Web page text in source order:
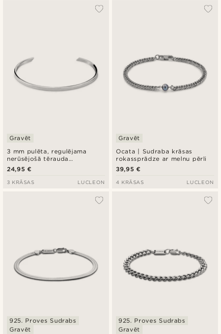
3 mm pulēta, regulējama
nerūsējošā tērauda
rokassprādze sudraba krāsā
Gravēt
24,95 €
3 KRĀSAS LUCLEON
Ocata | Sudraba krāsas
rokassprādze ar melnu pērli
Gravēt
39,95 €
4 KRĀSAS LUCLEON
925. Proves Sudrabs
Gravēt
925. Proves Sudrabs
Gravēt